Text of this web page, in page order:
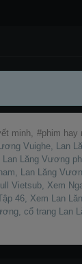
minh,
phim hay
Vuighe, Lan
Lăng Vương
Lan Lăng
Vietsub, Xem
46, Xem Lan
cổ trang Lan